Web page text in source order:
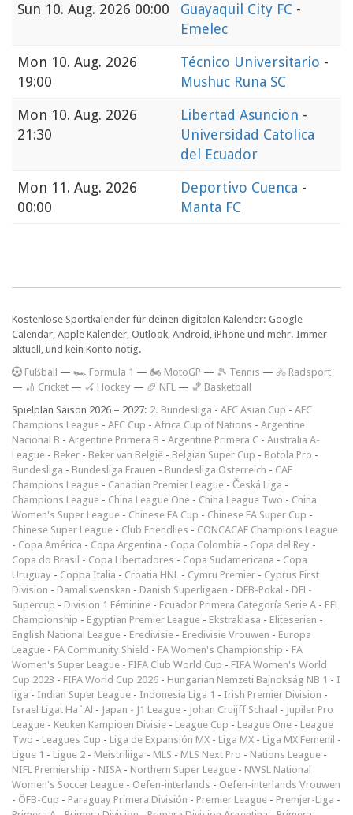
Sun 10. Aug. 2026 00:00 Guayaquil City FC -
Emelec
Mon 10. Aug. 2026
19:00
Técnico Universitario -
Mushuc Runa SC
Mon 10. Aug. 2026
21:30
Libertad Asuncion -
Universidad Catolica
del Ecuador
Mon 11. Aug. 2026
00:00
Deportivo Cuenca -
Manta FC
Kostenlose Sportkalender für deinen digitalen Kalender: Google
Calendar, Apple Kalender, Outlook, Android, iPhone und mehr. Immer
aktuell, und kein Konto nötig.
Fußball — 🏎️ Formula 1 — 🏍 MotoGP — 🎾 Tennis — 🚴 Radsport
— 🏏 Cricket — 🏑 Hockey — 🏈 NFL — 🏀 Basketball
Spielplan Saison 2026 – 2027: 2. Bundesliga - AFC Asian Cup - AFC
Champions League - AFC Cup - Africa Cup of Nations - Argentine
Nacional B - Argentine Primera B - Argentine Primera C - Australia A-
League - Beker - Beker van België - Belgian Super Cup - Botola Pro -
Bundesliga - Bundesliga Frauen - Bundesliga Österreich - CAF
Champions League - Canadian Premier League - Česká Liga -
Champions League - China League One - China League Two - China
Women's Super League - Chinese FA Cup - Chinese FA Super Cup -
Chinese Super League - Club Friendlies - CONCACAF Champions League
- Copa América - Copa Argentina - Copa Colombia - Copa del Rey -
Copa do Brasil - Copa Libertadores - Copa Sudamericana - Copa
Uruguay - Coppa Italia - Croatia HNL - Cymru Premier - Cyprus First
Division - Damallsvenskan - Danish Superligaen - DFB-Pokal - DFL-
Supercup - Division 1 Féminine - Ecuador Primera Categoría Serie A - EFL
Championship - Egyptian Premier League - Ekstraklasa - Eliteserien -
English National League - Eredivisie - Eredivisie Vrouwen - Europa
League - FA Community Shield - FA Women's Championship - FA
Women's Super League - FIFA Club World Cup - FIFA Women's World
Cup 2023 - FIFA World Cup 2026 - Hungarian Nemzeti Bajnokság NB 1 - I
liga - Indian Super League - Indonesia Liga 1 - Irish Premier Division -
Israel Ligat Ha`Al - Japan - J1 League - Johan Cruijff Schaal - Jupiler Pro
League - Keuken Kampioen Divisie - League Cup - League One - League
Two - Leagues Cup - Liga de Expansión MX - Liga MX - Liga MX Femenil -
Ligue 1 - Ligue 2 - Meistriliiga - MLS - MLS Next Pro - Nations League -
NIFL Premiership - NISA - Northern Super League - NWSL National
Women's Soccer League - Oefen-interlands - Oefen-interlands Vrouwen
- ÖFB-Cup - Paraguay Primera División - Premier League - Premjer-Liga -